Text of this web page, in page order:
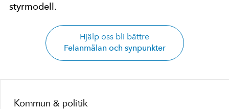
styrmodell.
Hjälp oss bli bättre
Felanmälan och synpunkter
Kommun & politik